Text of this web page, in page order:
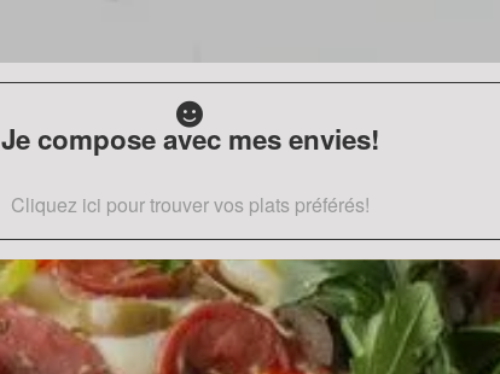
Je compose avec mes envies!
Cliquez ici pour trouver vos plats préférés!